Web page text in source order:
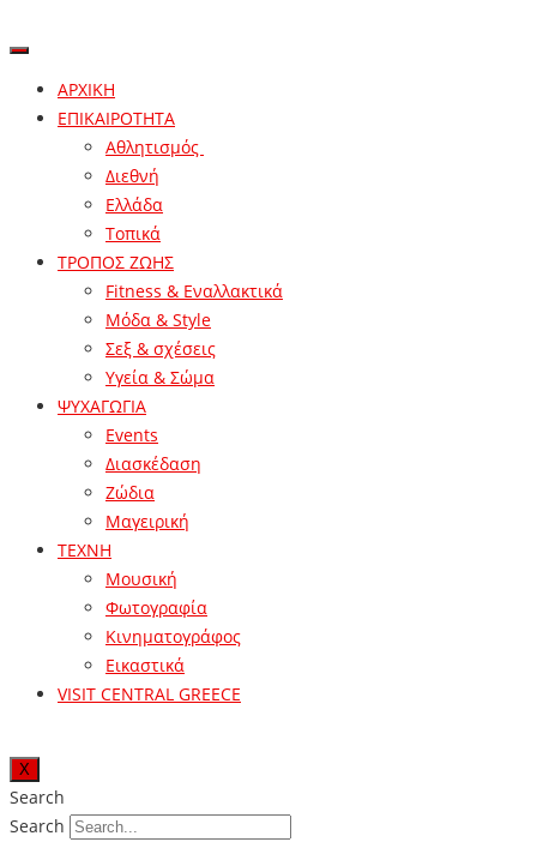
ΑΡΧΙΚΗ
ΕΠΙΚΑΙΡΟΤΗΤΑ
Αθλητισμός
Διεθνή
Ελλάδα
Τοπικά
ΤΡΟΠΟΣ ΖΩΗΣ
Fitness & Εναλλακτικά
Μόδα & Style
Σεξ & σχέσεις
Υγεία & Σώμα
ΨΥΧΑΓΩΓΙΑ
Events
Διασκέδαση
Ζώδια
Μαγειρική
ΤΕΧΝΗ
Μουσική
Φωτογραφία
Κινηματογράφος
Εικαστικά
VISIT CENTRAL GREECE
X
Search
Search